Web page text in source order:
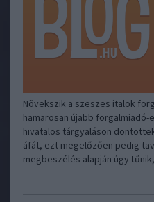
Növekszik a szeszes italok
hamarosan újabb
hivatalos tárgyaláson
áfát, ezt megelőzően pedig
megbeszélés alapján úgy